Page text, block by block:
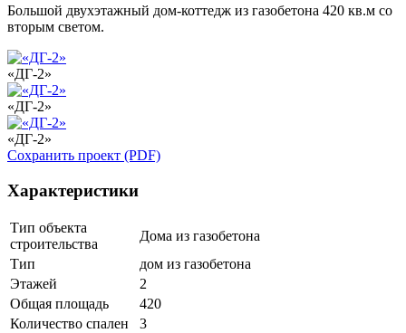
Большой двухэтажный дом-коттедж из газобетона 420 кв.м со
вторым светом.
«ДГ-2»
«ДГ-2»
«ДГ-2»
Сохранить проект (PDF)
Характеристики
Тип объекта
строительства
Дома из газобетона
Тип
дом из газобетона
Этажей
2
Общая площадь
420
Количество спален
3